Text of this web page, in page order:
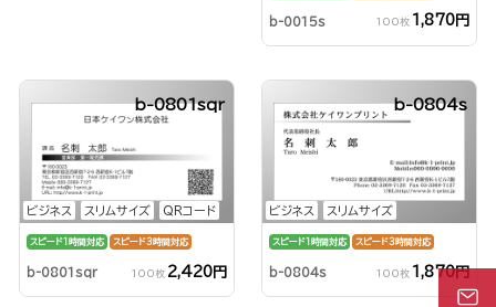
b-0015s 100枚 1,870円
ビジネス スリムサイズ QRコード
b-0801sqr
スピード1時間対応 スピード3時間対応
b-0801sqr 100枚 2,420円
ビジネス スリムサイズ
b-0804s
スピード1時間対応 スピード3時間対応
b-0804s 100枚 1,870円